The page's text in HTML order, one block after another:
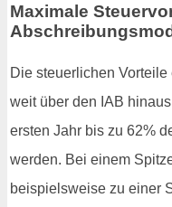
Maximale
Die steuerlichen
weit über den IAB
ersten Jahr bis zu 62%
werden. Bei einem
beispielsweise zu einer